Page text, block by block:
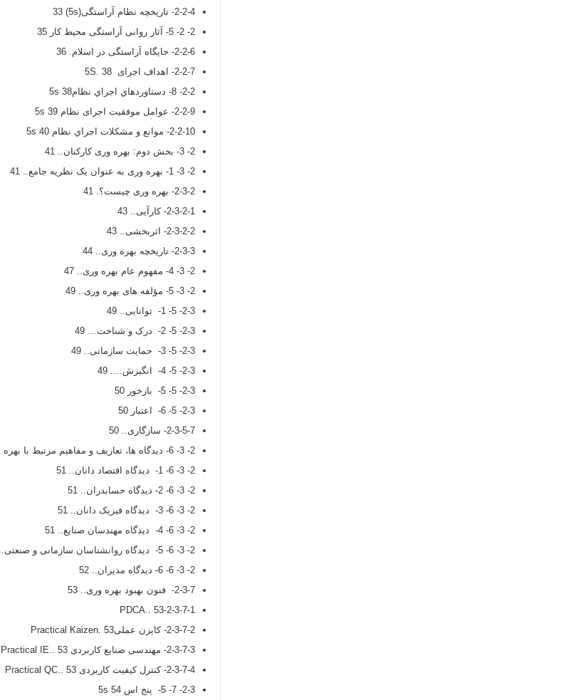
2-2-4- تاریخچه نظام آراستگی(5s) 33
2- 2- 5- آثار روانی آراستگی محیط کار 35
2-2-6- جایگاه آراستگی در اسلام. 36
2-2-7- اهداف اجرای 5S. 38
2-2- 8- دستاوردهاي اجراي نظام5s 38
2-2-9- عوامل موفقیت اجرای نظام 5s 39
2-2-10- موانع و مشكلات اجراي نظام 5s 40
2- 3- بخش دوم: بهره وری کارکنان.. 41
2- 3- 1- بهره وری به عنوان یک نظریه جامع.. 41
2-3-2- بهره وری چیست؟. 41
2-3-2-1- کارآیی.. 43
2-3-2-2- اثربخشی.. 43
2-3-3- تاریخچه بهره وری.. 44
2- 3- 4- مفهوم عام بهره وری.. 47
2- 3- 5- مؤلفه های بهره وری.. 49
2-3- 5- 1- توانایی.. 49
2-3- 5- 2- درک و شناخت… 49
2-3- 5- 3- حمایت سازمانی.. 49
2-3- 5- 4- انگیزش…. 49
2-3- 5- 5- بازخور 50
2-3- 5- 6- اعتبار 50
2-3-5-7- سازگاری.. 50
2- 3- 6- دیدگاه ها، تعاریف و مفاهیم مرتبط با بهره وری.. 51
2- 3- 6- 1- دیدگاه اقتصاد دانان.. 51
2- 3- 6- 2- دیدگاه حسابدران.. 51
2- 3- 6- 3- دیدگاه فیزیک دانان.. 51
2- 3- 6- 4- دیدگاه مهندسان صنایع.. 51
2- 3- 6- 5- دیدگاه روانشناسان سازمانی و صنعتی.. 52
2- 3- 6- 6- دیدگاه مدیران.. 52
2-3-7- فنون بهبود بهره وری.. 53
2-3-7-1-PDCA.. 53
2-3-7-2- کایزن عملیPractical Kaizen. 53
2-3-7-3- مهندسی صنایع کاربردی Practical IE.. 53
2-3-7-4- کنترل کیفیت کاربردی Practical QC.. 53
2-3- 7- 5- پنج اس 5s 54